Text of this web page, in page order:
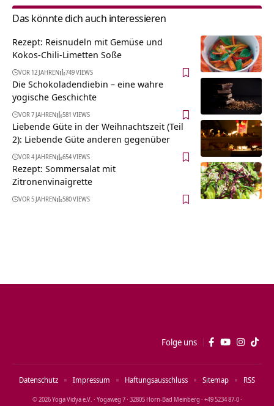
Das könnte dich auch interessieren
Rezept: Reisnudeln mit Gemüse und
Kokos-Chili-Limetten Soße
VOR 12 JAHREN 749 VIEWS
Die Schokoladendiebin – eine wahre
yogische Geschichte
VOR 7 JAHREN 581 VIEWS
Liebende Güte in der Weihnachtszeit (Teil
2): Liebende Güte anderen gegenüber
VOR 4 JAHREN 654 VIEWS
Rezept: Sommersalat mit
Zitronenvinaigrette
VOR 5 JAHREN 580 VIEWS
Folge uns
© 2026 Yoga Vidya e.V. · Yogaweg 7 · 32805 Horn‑Bad Meinberg · +49 5234 87‑0 ·
Datenschutz Impressum Haftungsausschluss Sitemap RSS